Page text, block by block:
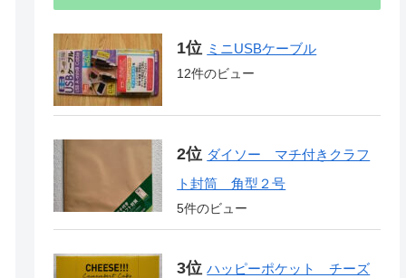
ミニUSBケーブル
12件のビュー
ダイソー マチ付きクラフ
ト封筒 角型２号
5件のビュー
ハッピーポケット チーズ